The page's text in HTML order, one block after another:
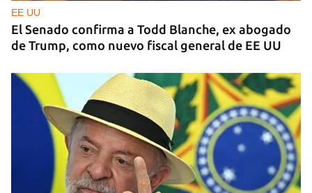
EE UU
El Senado confirma a Todd Blanche, ex abogado
de Trump, como nuevo fiscal general de EE UU